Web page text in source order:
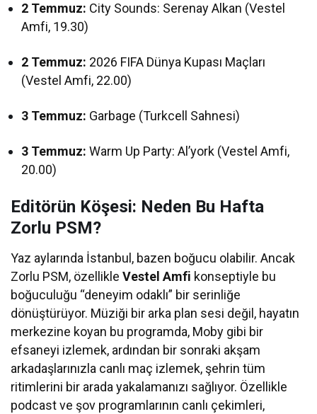
2 Temmuz: City Sounds: Serenay Alkan (Vestel
Amfi, 19.30)
2 Temmuz: 2026 FIFA Dünya Kupası Maçları
(Vestel Amfi, 22.00)
3 Temmuz: Garbage (Turkcell Sahnesi)
3 Temmuz: Warm Up Party: Al’york (Vestel Amfi,
20.00)
Editörün Köşesi: Neden Bu Hafta
Zorlu PSM?
Yaz aylarında İstanbul, bazen boğucu olabilir. Ancak
Zorlu PSM, özellikleVestel Amfi konseptiyle bu
boğuculuğu “deneyim odaklı” bir serinliğe
dönüştürüyor. Müziği bir arka plan sesi değil, hayatın
merkezine koyan bu programda, Moby gibi bir
efsaneyi izlemek, ardından bir sonraki akşam
arkadaşlarınızla canlı maç izlemek, şehrin tüm
ritimlerini bir arada yakalamanızı sağlıyor. Özellikle
podcast ve şov programlarının canlı çekimleri,